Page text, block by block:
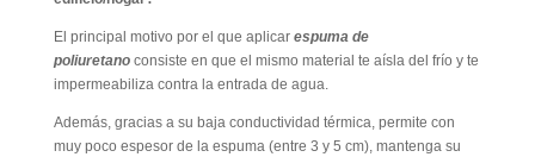
El principal motivo por el que aplicar espuma de
poliuretanoconsiste en que el mismo material te aísla del frío y te
impermeabiliza contra la entrada de agua.
Además, gracias a su baja conductividad térmica, permite con
muy poco espesor de la espuma (entre 3 y 5 cm), mantenga su